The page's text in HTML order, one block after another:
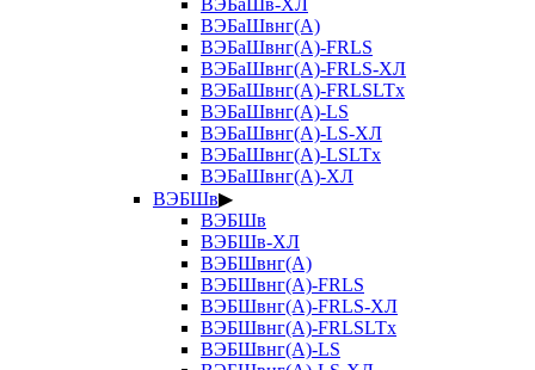
ВЭБаШв-ХЛ
ВЭБаШвнг(А)
ВЭБаШвнг(А)-FRLS
ВЭБаШвнг(А)-FRLS-ХЛ
ВЭБаШвнг(А)-FRLSLTx
ВЭБаШвнг(А)-LS
ВЭБаШвнг(А)-LS-ХЛ
ВЭБаШвнг(А)-LSLTx
ВЭБаШвнг(А)-ХЛ
ВЭБШв▶
ВЭБШв
ВЭБШв-ХЛ
ВЭБШвнг(А)
ВЭБШвнг(А)-FRLS
ВЭБШвнг(А)-FRLS-ХЛ
ВЭБШвнг(А)-FRLSLTx
ВЭБШвнг(А)-LS